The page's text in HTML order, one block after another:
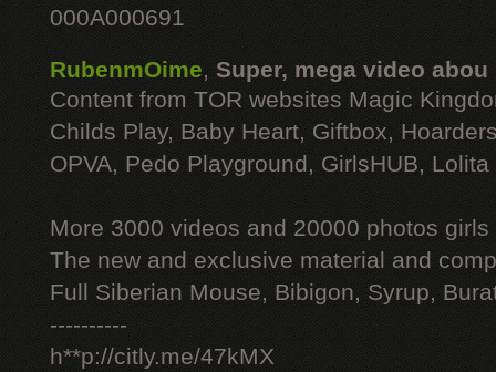
000A000691
RubenmOime, Super, mega video abou
Content from TOR websites Magic
Childs Play, Baby Heart, Giftbox,
OPVA, Pedo Playground, GirlsHUB, Lolita
More 3000 videos and 20000 photos
The new and exclusive material and
Full Siberian Mouse, Bibigon, Syrup,
----------
h**p://citly.me/47kMX